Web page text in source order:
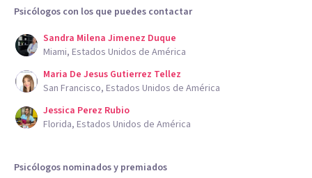
Psicólogos con los que puedes contactar
Sandra Milena Jimenez Duque
Miami, Estados Unidos de América
Maria De Jesus Gutierrez Tellez
San Francisco, Estados Unidos de América
Jessica Perez Rubio
Florida, Estados Unidos de América
Psicólogos nominados y premiados